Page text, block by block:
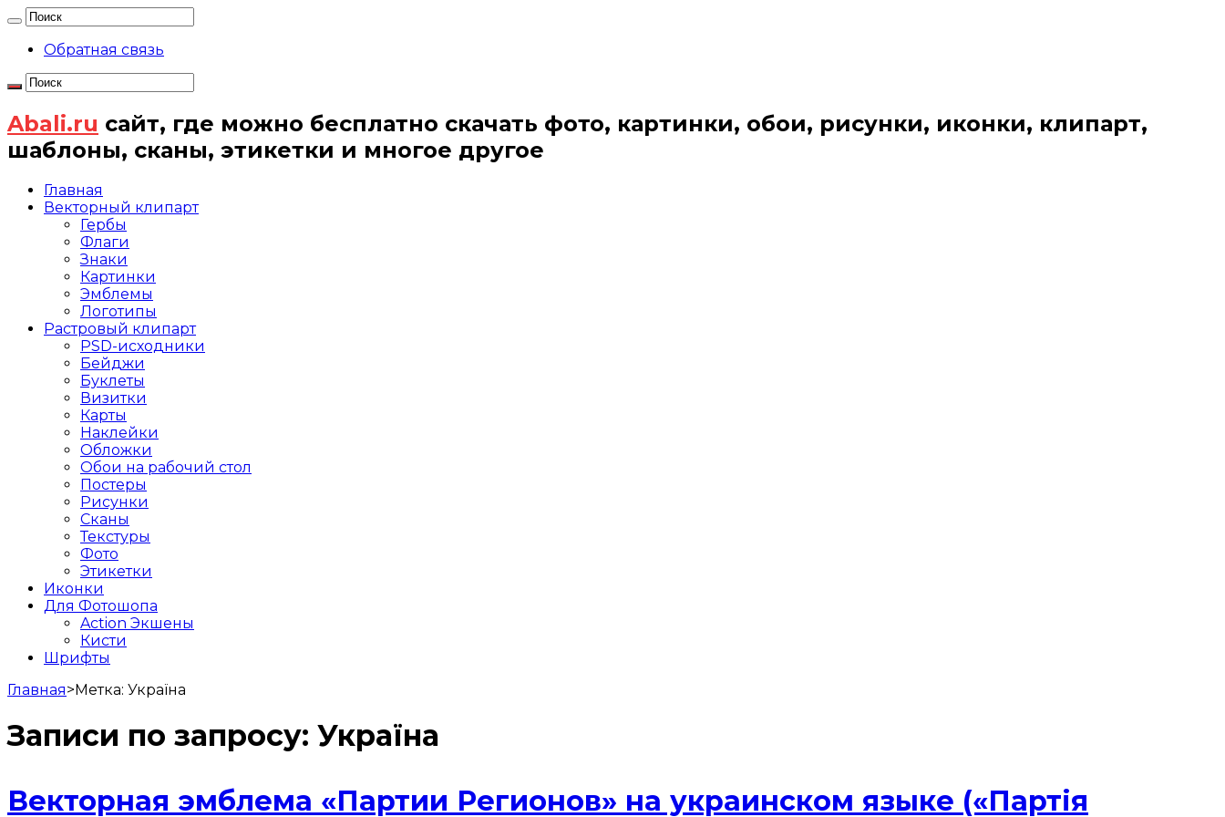
Обратная связь
Abali.ru сайт, где можно бесплатно скачать фото, картинки, обои, рисунки, иконки, клипарт,
шаблоны, сканы, этикетки и многое другое
Главная
Векторный клипарт
Гербы
Флаги
Знаки
Картинки
Эмблемы
Логотипы
Растровый клипарт
PSD-исходники
Бейджи
Буклеты
Визитки
Карты
Наклейки
Обложки
Обои на рабочий стол
Постеры
Рисунки
Сканы
Текстуры
Фото
Этикетки
Иконки
Для Фотошопа
Action Экшены
Кисти
Шрифты
Главная>Метка: Україна
Записи по запросу: Україна
Векторная эмблема «Партии Регионов» на украинском языке («Партія